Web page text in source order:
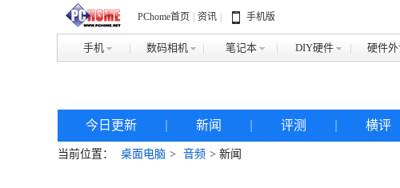
PChome首页 资讯 手机版
手机 数码相机 笔记本 DIY硬件 硬件
今日更新 新闻 评测 横评
当前位置： 桌面电脑 > 音频 > 新闻